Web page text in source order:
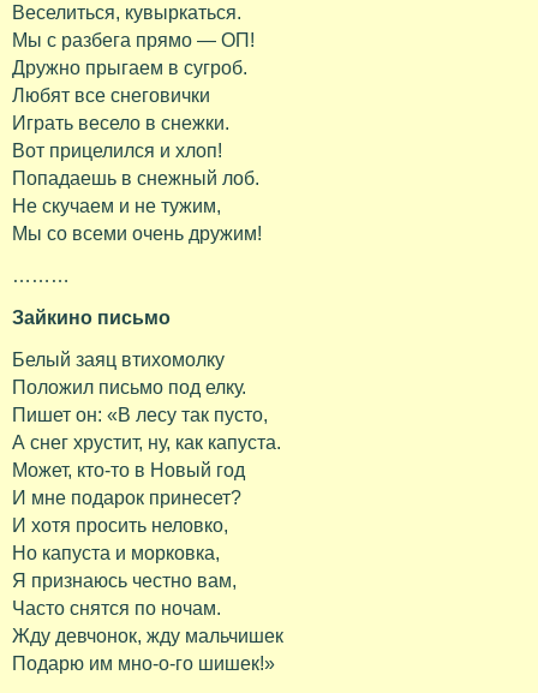
Веселиться, кувыркаться.
Мы с разбега прямо — ОП!
Дружно прыгаем в сугроб.
Любят все снеговички
Играть весело в снежки.
Вот прицелился и хлоп!
Попадаешь в снежный лоб.
Не скучаем и не тужим,
Мы со всеми очень дружим!
………
Зайкино письмо
Белый заяц втихомолку
Положил письмо под елку.
Пишет он: «В лесу так пусто,
А снег хрустит, ну, как капуста.
Может, кто-то в Новый год
И мне подарок принесет?
И хотя просить неловко,
Но капуста и морковка,
Я признаюсь честно вам,
Часто снятся по ночам.
Жду девчонок, жду мальчишек
Подарю им мно-о-го шишек!»